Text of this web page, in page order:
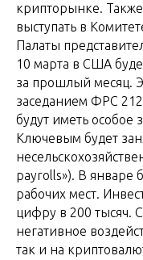
крипторынке.
выступать в
Палаты
10 марта в США
за прошлый месяц.
заседанием ФРС
будут иметь особое
Ключевым будет
payrolls»). В январе
рабочих мест.
цифру в 200 тысяч.
негативное
так и на